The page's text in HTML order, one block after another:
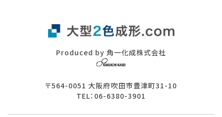
Produced by 角一化成株式会社
〒564-0051 大阪府吹田市豊津町31-10
TEL：06-6380-3901